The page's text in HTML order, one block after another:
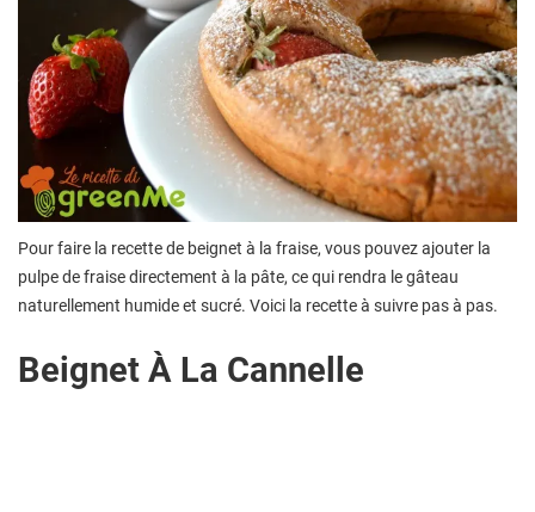
Pour faire la recette de beignet à la fraise, vous pouvez ajouter la
pulpe de fraise directement à la pâte, ce qui rendra le gâteau
naturellement humide et sucré. Voici la recette à suivre pas à pas.
Beignet À La Cannelle